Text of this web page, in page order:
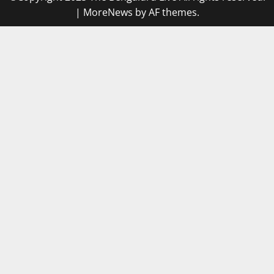
| MoreNews by AF themes.